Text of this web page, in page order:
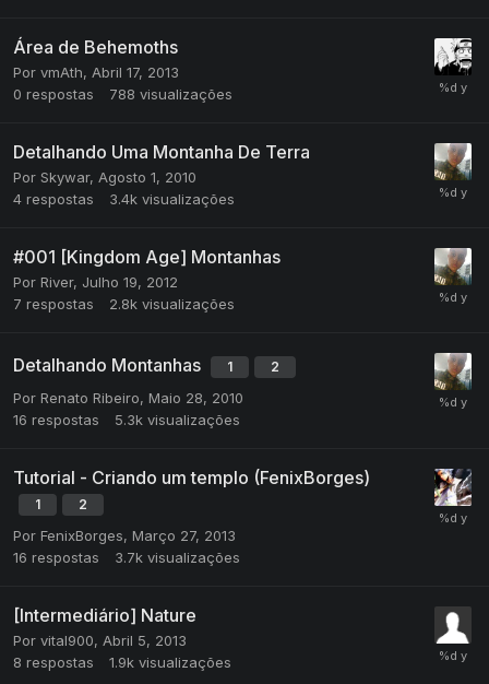
Área de Behemoths
Por vmAth, Abril 17, 2013
0 respostas 788 visualizações
Detalhando Uma Montanha De Terra
Por Skywar, Agosto 1, 2010
4 respostas 3.4k visualizações
#001 [Kingdom Age] Montanhas
Por River, Julho 19, 2012
7 respostas 2.8k visualizações
Detalhando Montanhas 1 2
Por Renato Ribeiro, Maio 28, 2010
16 respostas 5.3k visualizações
Tutorial - Criando um templo (FenixBorges)
1 2
Por FenixBorges, Março 27, 2013
16 respostas 3.7k visualizações
[Intermediário] Nature
Por vital900, Abril 5, 2013
8 respostas 1.9k visualizações